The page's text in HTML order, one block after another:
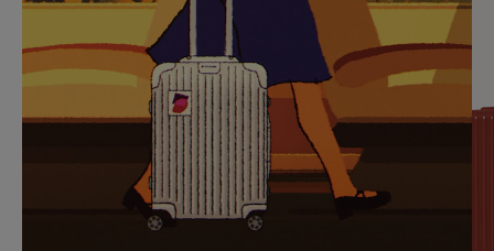
TE
PAUZEREN
DRUK
HIER
OM
HET
DEMPEN
OP